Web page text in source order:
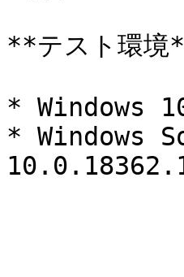
**テスト環境
* Windows
* Windows